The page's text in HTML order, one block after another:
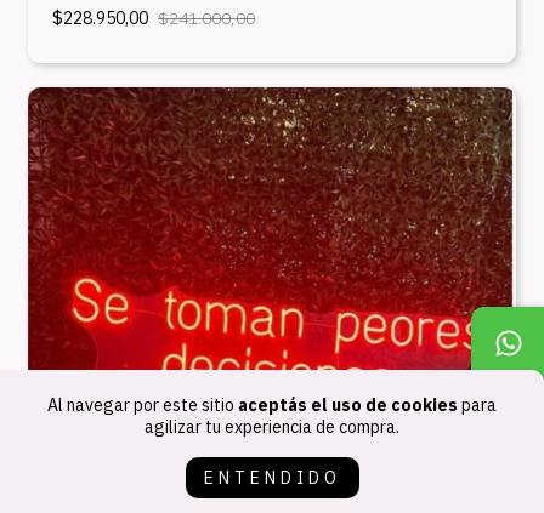
Al navegar por este sitio aceptás el uso de cookies para
agilizar tu experiencia de compra.
ENTENDIDO
$228.950,00 $241.000,00